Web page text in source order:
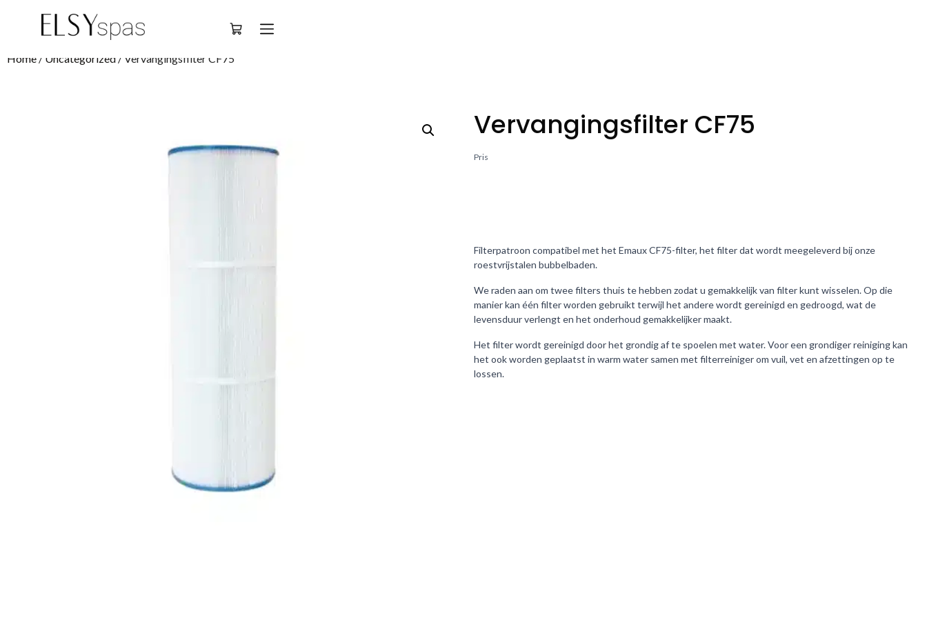
Home / Uncategorized / Vervangingsfilter CF75
Vervangingsfilter CF75
Pris
Filterpatroon compatibel met het Emaux CF75-filter, het filter dat wordt meegeleverd bij onze
roestvrijstalen bubbelbaden.
We raden aan om twee filters thuis te hebben zodat u gemakkelijk van filter kunt wisselen. Op die
manier kan één filter worden gebruikt terwijl het andere wordt gereinigd en gedroogd, wat de
levensduur verlengt en het onderhoud gemakkelijker maakt.
Het filter wordt gereinigd door het grondig af te spoelen met water. Voor een grondiger reiniging kan
het ook worden geplaatst in warm water samen met filterreiniger om vuil, vet en afzettingen op te
lossen.